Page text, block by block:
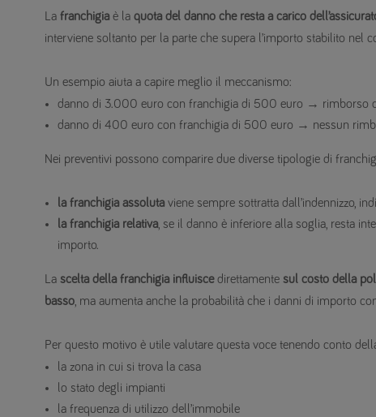
La franchigiaè la quota del danno che resta a carico
interviene soltanto per la parte che supera l’importo stabilito nel
Un esempio aiuta a capire meglio il meccanismo:
danno di 3.000 euro con franchigia di 500 euro → rimborso
danno di 400 euro con franchigia di 500 euro → nessun
Nei preventivi possono comparire due diverse tipologie di
la franchigia assolutaviene sempre sottratta dall’indennizzo,
la franchigia relativa, se il danno è inferiore alla soglia, resta
importo.
La scelta della franchigia influiscedirettamente sul costo della
basso, ma aumenta anche la probabilità che i danni di importo
Per questo motivo è utile valutare questa voce tenendo conto
la zona in cui si trova la casa
lo stato degli impianti
la frequenza di utilizzo dell’immobile